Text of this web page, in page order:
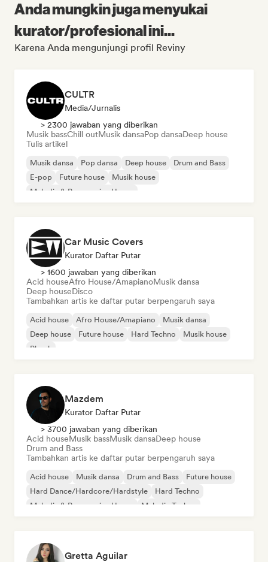
Anda mungkin juga menyukai
kurator/profesional ini...
Karena Anda mengunjungi profil Reviny
CULTR
Media/Jurnalis
> 2300 jawaban yang diberikan
Musik bassChill outMusik dansaPop dansaDeep house
Tulis artikel
Musik dansa Pop dansa Deep house
Drum and Bass
E-pop
Future house
Musik house
Melodic & Progressive House
Car Music Covers
Kurator Daftar Putar
> 1600 jawaban yang diberikan
Acid houseAfro House/AmapianoMusik dansa
Deep houseDisco
Tambahkan artis ke daftar putar berpengaruh saya
Acid house Afro House/Amapiano
Musik dansa
Deep house
Future house Hard Techno
Musik house
Phonk
Mazdem
Kurator Daftar Putar
> 3700 jawaban yang diberikan
Acid houseMusik bassMusik dansaDeep house
Drum and Bass
Tambahkan artis ke daftar putar berpengaruh saya
Acid house Musik dansa Drum and Bass
Future house
Hard Dance/Hardcore/Hardstyle
Hard Techno
Melodic & Progressive House
Melodic Techno
Gretta Aguilar